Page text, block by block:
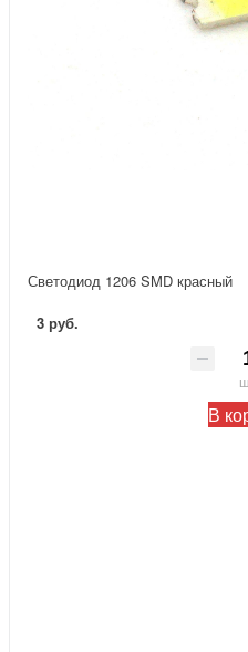
Светодиод 1206 SMD красный
3 руб.
В